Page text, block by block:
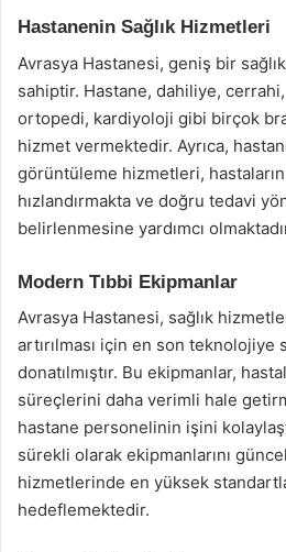
Hastanenin Sağlık Hizmetleri
Avrasya Hastanesi, geniş bir
sahiptir. Hastane, dahiliye,
ortopedi, kardiyoloji gibi birçok
hizmet vermektedir. Ayrıca,
görüntüleme hizmetleri,
hızlandırmakta ve doğru tedavi
belirlenmesine yardımcı
Modern Tıbbi Ekipmanlar
Avrasya Hastanesi, sağlık
artırılması için en son teknolojiye
donatılmıştır. Bu ekipmanlar,
süreçlerini daha verimli hale
hastane personelinin işini
sürekli olarak ekipmanlarını
hizmetlerinde en yüksek
hedeflemektedir.